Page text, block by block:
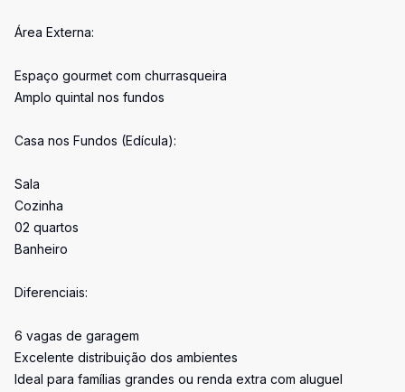
Área Externa:
Espaço gourmet com churrasqueira
Amplo quintal nos fundos
Casa nos Fundos (Edícula):
Sala
Cozinha
02 quartos
Banheiro
Diferenciais:
6 vagas de garagem
Excelente distribuição dos ambientes
Ideal para famílias grandes ou renda extra com aluguel